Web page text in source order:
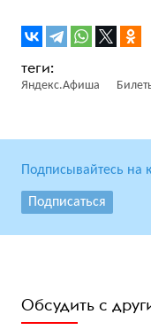
Яндекс.Афиша
Подписывайтесь на
Подписаться
Обсудить с